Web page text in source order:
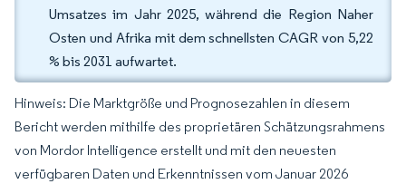
Umsatzes im Jahr 2025, während die Region Naher
Osten und Afrika mit dem schnellsten CAGR von 5,22
% bis 2031 aufwartet.
Hinweis: Die Marktgröße und Prognosezahlen in diesem
Bericht werden mithilfe des proprietären Schätzungsrahmens
von Mordor Intelligence erstellt und mit den neuesten
verfügbaren Daten und Erkenntnissen vom Januar 2026